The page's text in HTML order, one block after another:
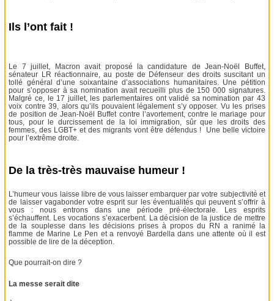
Ils l’ont fait !
Le 7 juillet, Macron avait proposé la candidature de Jean-Noël Buffet,
sénateur LR réactionnaire, au poste de Défenseur des droits suscitant un
tollé général d’une soixantaine d’associations humanitaires. Une pétition
pour s’opposer à sa nomination avait recueilli plus de 150 000 signatures.
Malgré ce, le 17 juillet, les parlementaires ont validé sa nomination par 43
voix contre 39, alors qu’ils pouvaient légalement s’y opposer. Vu les prises
de position de Jean-Noël Buffet contre l’avortement, contre le mariage pour
tous, pour le durcissement de la loi immigration, sûr que les droits des
femmes, des LGBT+ et des migrants vont être défendus ! Une belle victoire
pour l’extrême droite.
De la très-très mauvaise humeur !
L’humeur vous laisse libre de vous laisser embarquer par votre subjectivité et
de laisser vagabonder votre esprit sur les éventualités qui peuvent s’offrir à
vous : nous entrons dans une période pré-électorale. Les esprits
s’échauffent. Les vocations s’exacerbent. La décision de la justice de mettre
de la souplesse dans les décisions prises à propos du RN a ranimé la
flamme de Marine Le Pen et a renvoyé Bardella dans une attente où il est
possible de lire de la déception.
Que pourrait-on dire ?
La messe serait dite